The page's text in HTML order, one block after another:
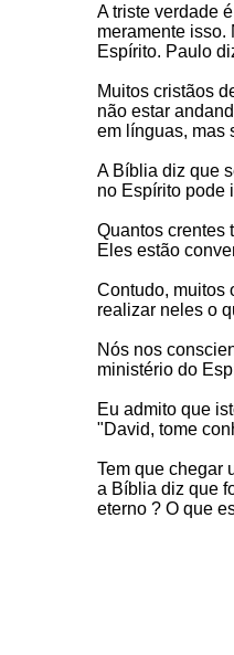
A triste verdade
meramente isso.
Espírito. Paulo
Muitos cristãos
não estar
em línguas, mas
A Bíblia diz que
no Espírito pode
Quantos crentes
Eles estão
Contudo, muitos
realizar neles o
Nós nos
ministério do
Eu admito que
"David, tome
Tem que chegar
a Bíblia diz que
eterno ? O que